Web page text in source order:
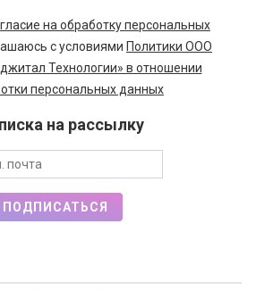
на обработку персональных
с условиями Политики ООО
Технологии» в отношении
персональных данных
на рассылку
ПОДПИСАТЬСЯ